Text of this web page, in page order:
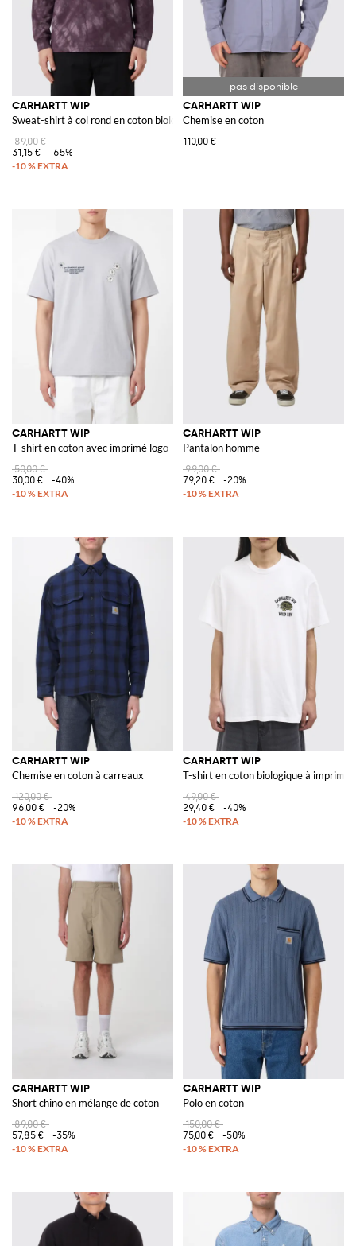
CARHARTT WIP
Sweat-shirt à col rond en coton biologique imprimé
89,00 €
31,15 €
-65%
CARHARTT WIP
Chemise en coton
110,00 €
CARHARTT WIP
T-shirt en coton avec imprimé logo
50,00 €
30,00 €
-40%
CARHARTT WIP
Pantalon homme
99,00 €
79,20 €
-20%
CARHARTT WIP
Chemise en coton à carreaux
120,00 €
96,00 €
-20%
CARHARTT WIP
T-shirt en coton biologique à imprimé
49,00 €
29,40 €
-40%
CARHARTT WIP
Short chino en mélange de coton
89,00 €
57,85 €
-35%
CARHARTT WIP
Polo en coton
150,00 €
75,00 €
-50%